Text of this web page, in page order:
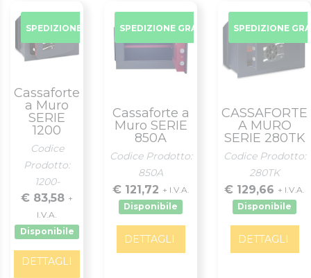
SPEDIZIONE GRATUITA
Cassaforte
a Muro
SERIE
1200
Codice
Prodotto:
1200-
€ 83,58 +
I.V.A.
Disponibile
DETTAGLI
SPEDIZIONE GRATUITA
Cassaforte a
Muro SERIE
850A
Codice Prodotto:
850A
€ 121,72 + I.V.A.
Disponibile
DETTAGLI
SPEDIZIONE
CASSAFORTE
A MURO
SERIE 280TK
Codice Prodotto:
280TK
€ 129,66 + I.V.A.
Disponibile
DETTAGLI